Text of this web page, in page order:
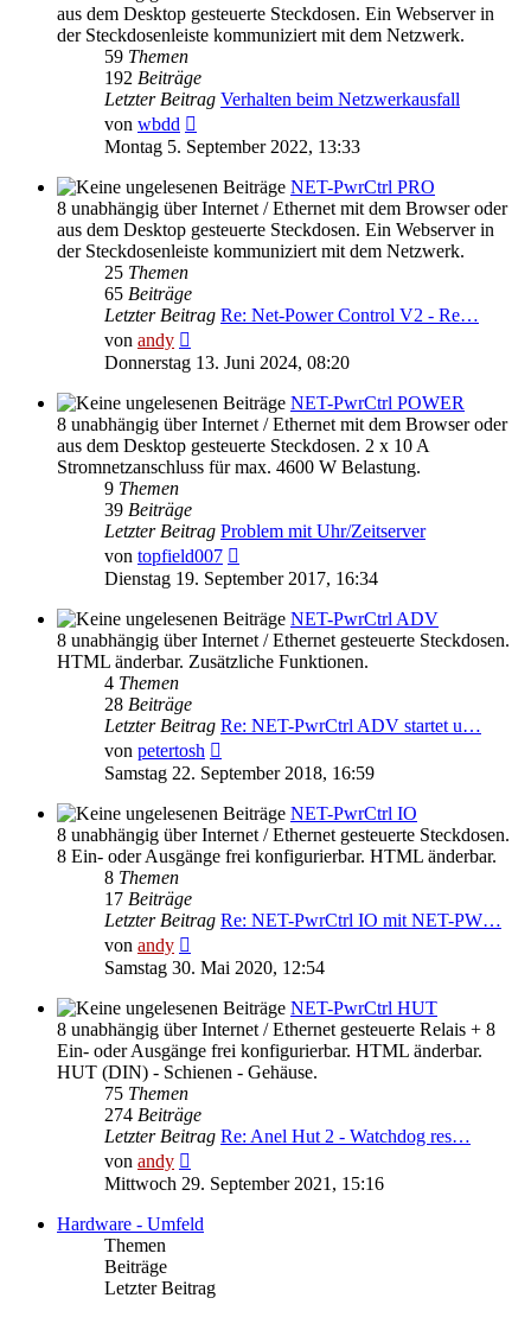
aus dem Desktop gesteuerte Steckdosen. Ein Webserver in
der Steckdosenleiste kommuniziert mit dem Netzwerk.
59 Themen
192 Beiträge
Letzter Beitrag Verhalten beim Netzwerkausfall
von wbdd
Beitrag
Montag 5. September 2022, 13:33
NET-PwrCtrl PRO
8 unabhängig über Internet / Ethernet mit dem Browser oder
aus dem Desktop gesteuerte Steckdosen. Ein Webserver in
der Steckdosenleiste kommuniziert mit dem Netzwerk.
25 Themen
65 Beiträge
Letzter Beitrag Re: Net-Power Control V2 - Re…
von andy
Beitrag
Donnerstag 13. Juni 2024, 08:20
NET-PwrCtrl POWER
8 unabhängig über Internet / Ethernet mit dem Browser oder
aus dem Desktop gesteuerte Steckdosen. 2 x 10 A
Stromnetzanschluss für max. 4600 W Belastung.
9 Themen
39 Beiträge
Letzter Beitrag Problem mit Uhr/Zeitserver
von topfield007
Beitrag
Dienstag 19. September 2017, 16:34
NET-PwrCtrl ADV
8 unabhängig über Internet / Ethernet gesteuerte Steckdosen.
HTML änderbar. Zusätzliche Funktionen.
4 Themen
28 Beiträge
Letzter Beitrag Re: NET-PwrCtrl ADV startet u…
von petertosh
Beitrag
Samstag 22. September 2018, 16:59
NET-PwrCtrl IO
8 unabhängig über Internet / Ethernet gesteuerte Steckdosen.
8 Ein- oder Ausgänge frei konfigurierbar. HTML änderbar.
8 Themen
17 Beiträge
Letzter Beitrag Re: NET-PwrCtrl IO mit NET-PW…
von andy
Beitrag
Samstag 30. Mai 2020, 12:54
NET-PwrCtrl HUT
8 unabhängig über Internet / Ethernet gesteuerte Relais + 8
Ein- oder Ausgänge frei konfigurierbar. HTML änderbar.
HUT (DIN) - Schienen - Gehäuse.
75 Themen
274 Beiträge
Letzter Beitrag Re: Anel Hut 2 - Watchdog res…
von andy
Beitrag
Mittwoch 29. September 2021, 15:16
Hardware - Umfeld
Themen
Beiträge
Letzter Beitrag